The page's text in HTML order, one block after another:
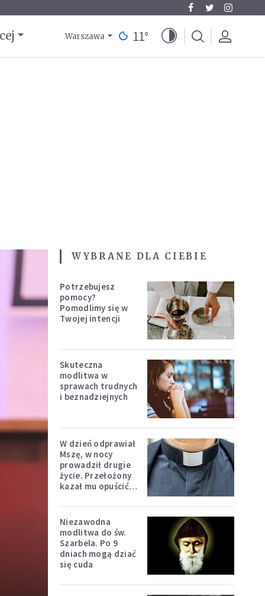
Warszawa 11°
WYBRANE DLA CIEBIE
Potrzebujesz
pomocy?
Pomodlimy się w
Twojej intencji
Skuteczna
modlitwa w
sprawach trudnych
i beznadziejnych
W dzień odprawiał
Mszę, w nocy
prowadził drugie
życie. Przełożony
kazał mu opuścić
Niezawodna
modlitwa do św.
Szarbela. Po 9
dniach mogą dziać
się cuda